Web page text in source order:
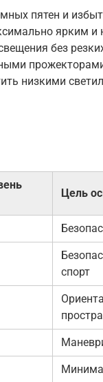
пятен и
ярким и
без
низкими
Цель
спорт